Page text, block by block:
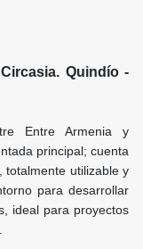
Quindío -
Entre Armenia y
principal; cuenta
totalmente utilizable y
para desarrollar
ideal para proyectos